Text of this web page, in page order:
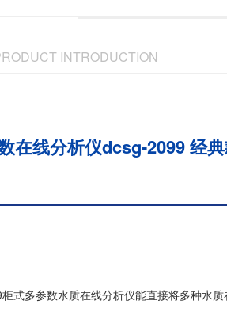
INTRODUCTION
在线分析仪dcsg-2099 经
式多参数水质在线分析仪能直接将多种水质